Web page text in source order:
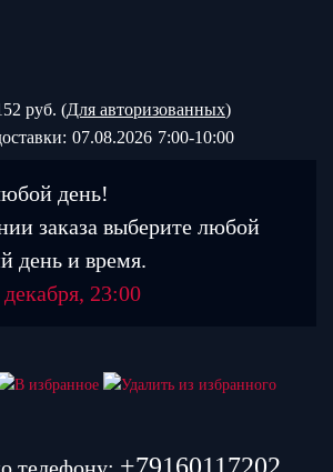
руб. (Для авторизованных)
07.08.2026 7:00-10:00
день!
заказа выберите любой
день и время.
декабря, 23:00